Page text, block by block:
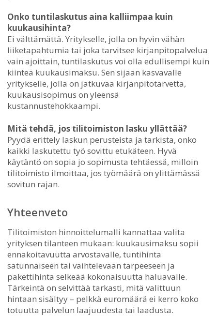
Onko tuntilaskutus aina kalliimpaa kuin
kuukausihinta?
Ei välttämättä. Yritykselle, jolla on hyvin vähän
liiketapahtumia tai joka tarvitsee kirjanpitopalvelua
vain ajoittain, tuntilaskutus voi olla edullisempi kuin
kiinteä kuukausimaksu. Sen sijaan kasvavalle
yritykselle, jolla on jatkuvaa kirjanpitotarvetta,
kuukausisopimus on yleensä
kustannustehokkaampi.
Mitä tehdä, jos tilitoimiston lasku yllättää?
Pyydä erittely laskun perusteista ja tarkista, onko
kaikki laskutettu työ sovittu etukäteen. Hyvä
käytäntö on sopia jo sopimusta tehtäessä, milloin
tilitoimisto ilmoittaa, jos työmäärä on ylittämässä
sovitun rajan.
Yhteenveto
Tilitoimiston hinnoittelumalli kannattaa valita
yrityksen tilanteen mukaan: kuukausimaksu sopii
ennakoitavuutta arvostavalle, tuntihinta
satunnaiseen tai vaihtelevaan tarpeeseen ja
pakettihinta selkeää kokonaisuutta haluavalle.
Tärkeintä on selvittää tarkasti, mitä valittuun
hintaan sisältyy – pelkkä euromäärä ei kerro koko
totuutta palvelun laajuudesta tai laadusta.